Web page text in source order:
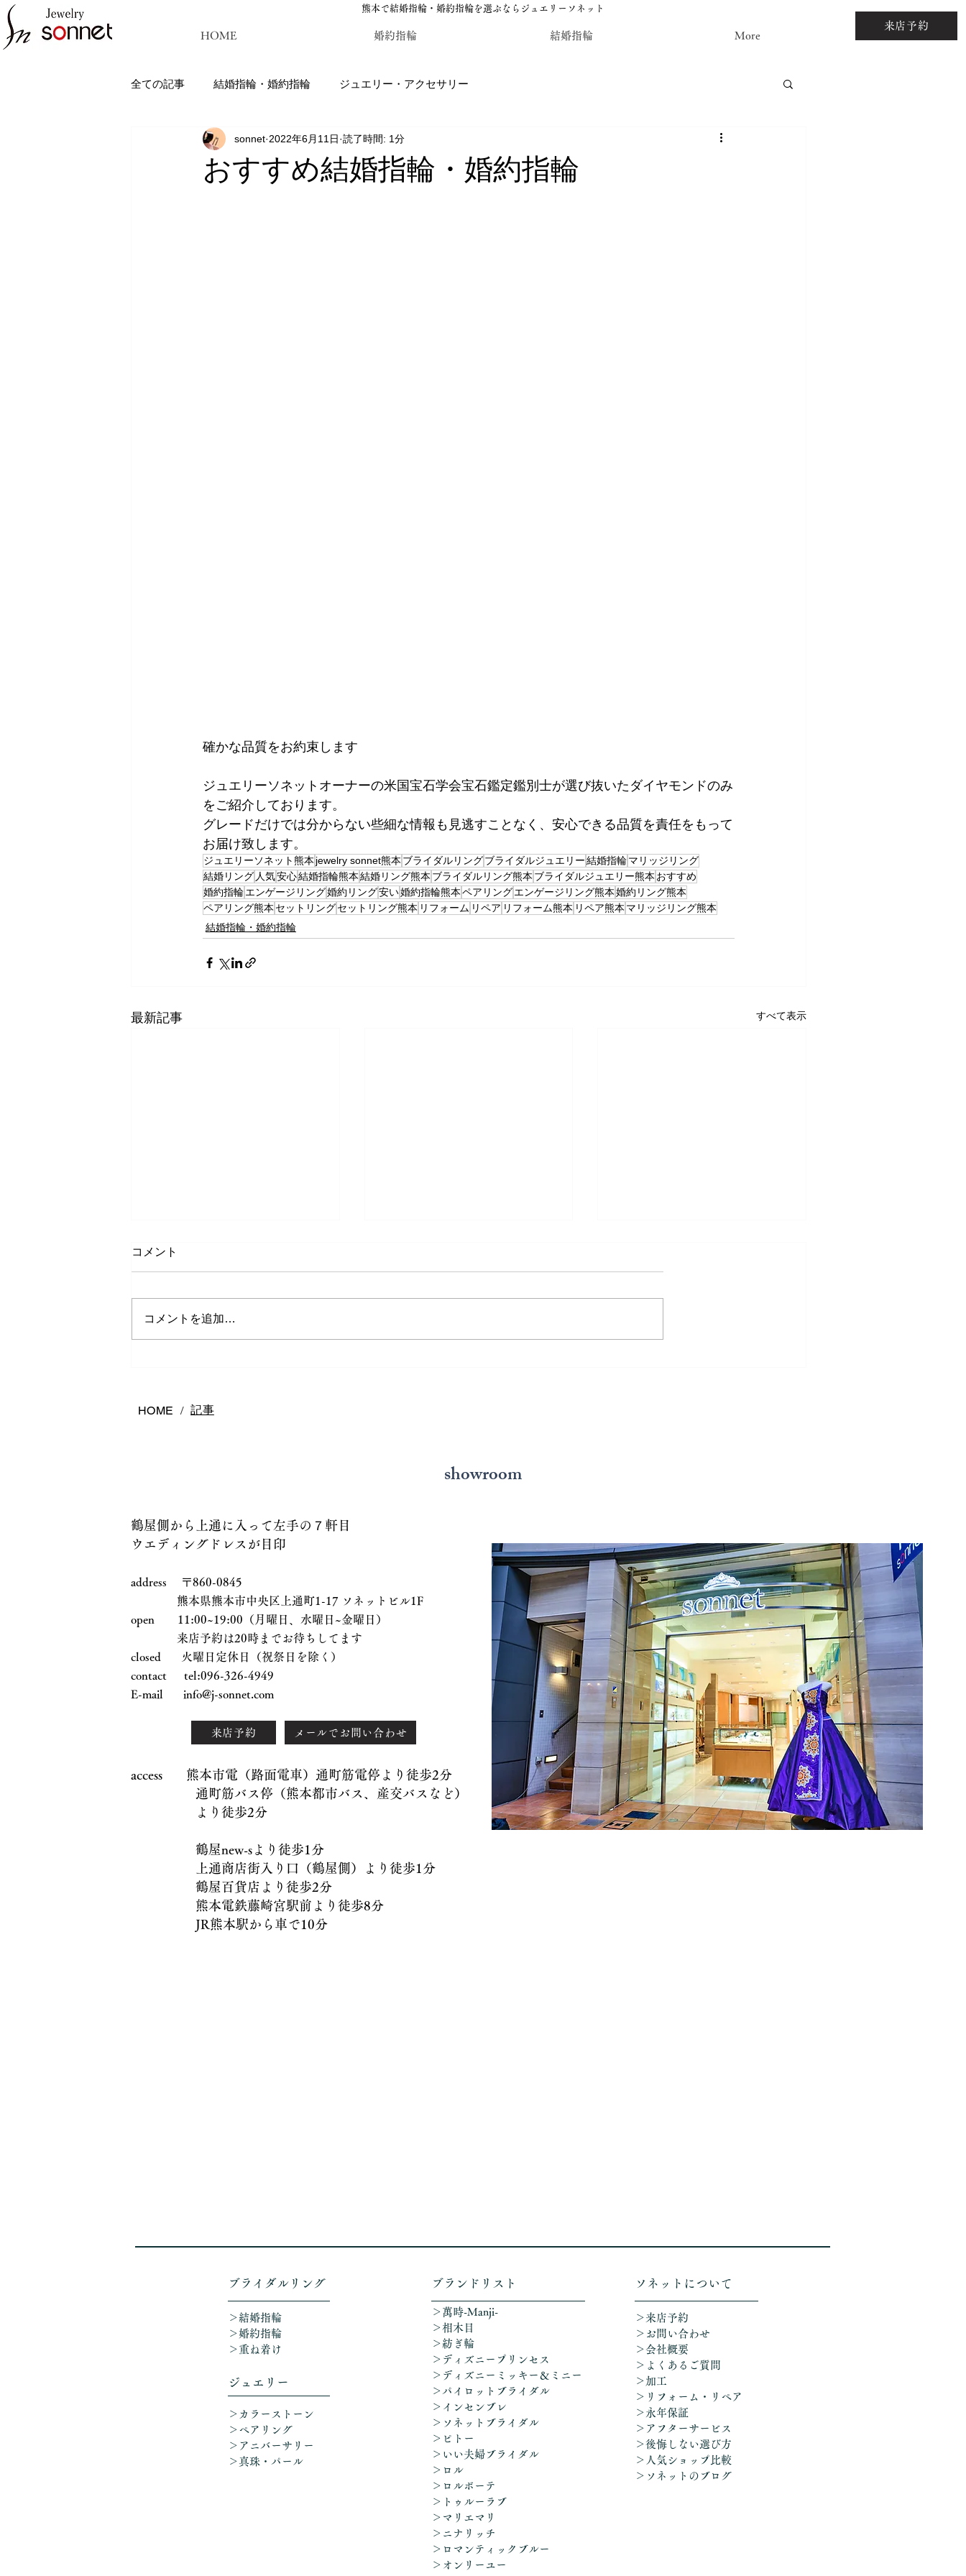
熊本で結婚指輪・婚約指輪を選ぶならジュエリーソネット
HOME 婚約指輪 結婚指輪 More
来店予約
全ての記事 結婚指輪・婚約指輪 ジュエリー・アクセサリー
ジュエリーソネット熊本：結婚指輪・婚約指輪のジュエリーソネット熊本 カラーストーン・レアストーンルース
おすすめ結婚指輪・婚約指輪
sonnet 2022年6月11日 読了時間: 1分
確かな品質をお約束します
ジュエリーソネットオーナーの米国宝石学会宝石鑑定鑑別士が選び抜いたダイヤモンドのみ
をご紹介しております。
​グレードだけでは分からない些細な情報も見逃すことなく、安心できる品質を責任をもって
お届け致します。
ジュエリーソネット熊本 jewelry sonnet熊本 ブライダルリングブライダルジュエリー結婚指輪 マリッジリング
結婚リング 人気安心結婚指輪熊本結婚リング熊本 ブライダルリング熊本 ブライダルジュエリー熊本 おすすめ
婚約指輪 エンゲージリング婚約リング安い婚約指輪熊本ペアリングエンゲージリング熊本婚約リング熊本
ペアリング熊本 セットリングセットリング熊本 リフォーム リペア リフォーム熊本 リペア熊本 マリッジリング熊本
結婚指輪・婚約指輪
最新記事 すべて表示
コメント
コメントを追加…
HOME / 記事
showroom
鶴屋側から上通に入って左手の７軒目
ウエディングドレスが目印
address 〒860-0845
熊本県熊本市中央区上通町1-17 ソネットビル1F
open 11:00~19:00（月曜日、水曜日~金曜日）
来店予約は20時までお待ちしてます
closed 火曜日定休日（祝祭日を除く）
contact tel:096-326-4949
E-mail info@j-sonnet.com
来店予約 メールでお問い合わせ
access 熊本市電（路面電車）通町筋電停より徒歩2分
通町筋バス停（熊本都市バス、産交バスなど）
より徒歩2分
鶴屋new-sより徒歩1分
上通商店街入り口（鶴屋側）より徒歩1分
鶴屋百貨店より徒歩2分
熊本電鉄藤崎宮駅前より徒歩8分
JR熊本駅から車で10分
​ブライダルリング
＞結婚指輪
＞婚約指輪
＞重ね着け​
ジュエリー
＞カラーストーン
＞ペアリング
＞アニバーサリー
​ ＞真珠・パール
​ブランドリスト
＞萬時-Manji-
＞相木目
＞紡ぎ輪
＞ディズニープリンセス
​＞ディズニーミッキー＆ミニー
＞パイロットブライダル
＞インセンブレ
＞ソネットブライダル
＞ピトー
＞いい夫婦ブライダル
＞ロル
＞ロルボーテ
＞トゥルーラブ
＞マリエマリ
＞ニナリッチ
＞ロマンティックブルー
​＞オンリーユー
ソネットについて
＞来店予約
＞お問い合わせ
＞会社概要
＞よくあるご質問
＞加工
​ ＞リフォーム・リペア
＞永年保証
＞アフターサービス
＞後悔しない選び方
​＞人気ショップ比較
​＞ソネットのブログ